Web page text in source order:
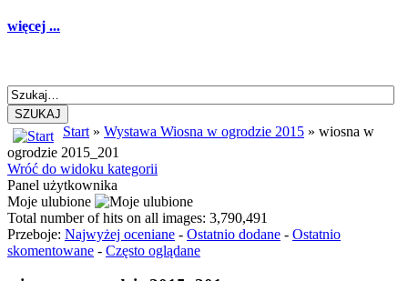
więcej ...
SZUKAJ
Start » Wystawa Wiosna w ogrodzie 2015 » wiosna w
ogrodzie 2015_201
Wróć do widoku kategorii
Panel użytkownika
Moje ulubione
Total number of hits on all images: 3,790,491
Przeboje: Najwyżej oceniane - Ostatnio dodane - Ostatnio
skomentowane - Często oglądane